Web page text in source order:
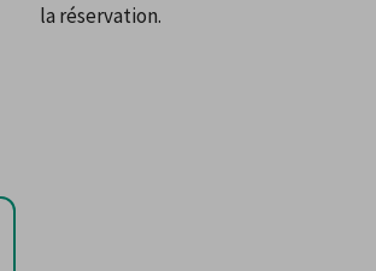
la réservation.